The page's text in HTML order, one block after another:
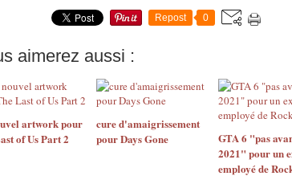
Repost 0
aimerez aussi :
artwork pour
of Us Part 2
cure d'amaigrissement
pour Days Gone
GTA 6 "pas
2021" pour un
employé de